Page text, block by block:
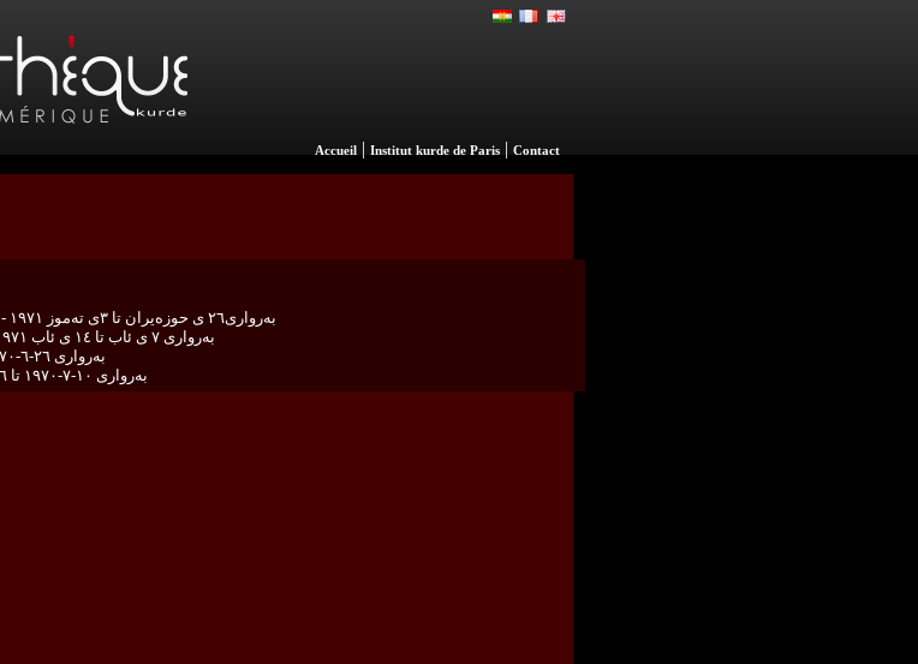
Accueil | Institut kurde de Paris | Contact
به‌رواری٢٦ ی حوزه‌یران تا ٣ی ته‌موز ١٩٧١ -
به‌رواری ٧ ی ئاب تا ١٤ ی ئاب ١٩٧١ -
به‌رواری ٢٦-٦-١٩٧٠ تا ٣-٧-١٩٧٠ -
به‌رواری ١٠-٧-١٩٧٠ تا ٢٦-١٢-١٩٧٠ -